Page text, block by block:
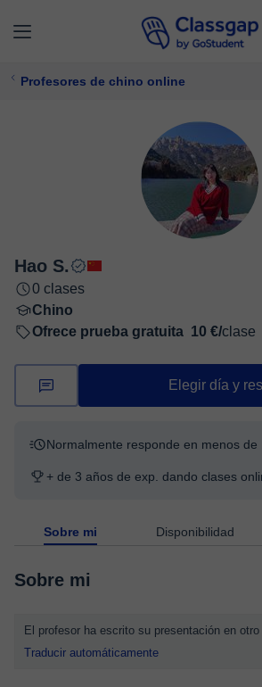
Profesores de chino online
Hao S.
0 clases
Chino
Ofrece prueba gratuita 10 €/clase
Elegir día y
Normalmente responde en menos de
+ de 3 años de exp. dando clases
Sobre mi Disponibilidad
Sobre mi
El profesor ha escrito su presentación en
Traducir automáticamente